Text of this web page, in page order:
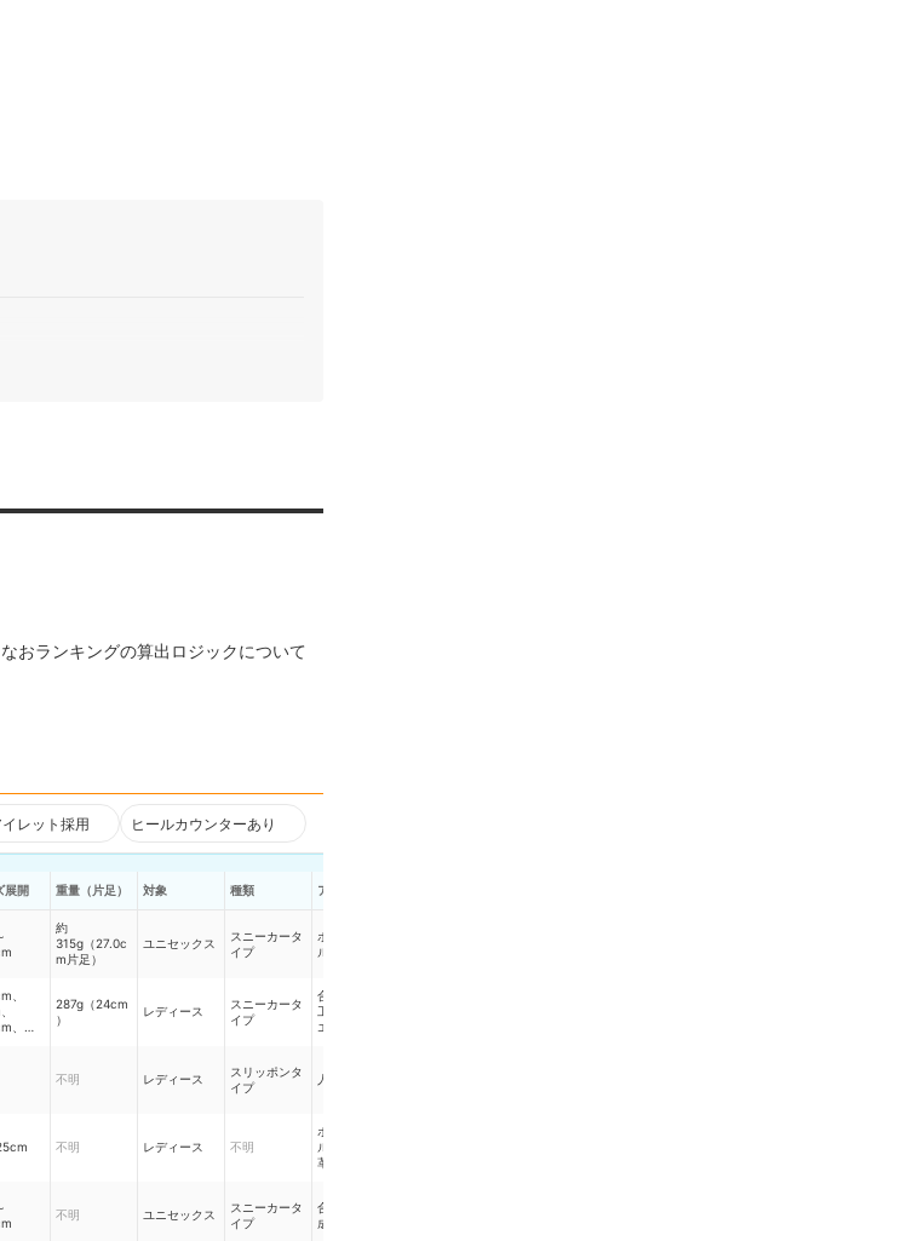
おランキングの算出ロジックについて
レット採用 ヒールカウンターあり
展開 重量（片足） 対象 種類 アッパー素材
約
315g（27.0c
m片足）
ユニセックス
スニーカータ
イプ
ポリエステ
ル、合成樹脂
、
、
287g（24cm
）
レディース
スニーカータ
イプ
合成繊維、人
工皮革、ポリ
エステル
不明 レディース
スリッポンタ
イプ
人工皮革
不明 レディース 不明
ポリエステ
ル、人工皮
革、合成樹脂
不明 ユニセックス
スニーカータ
イプ
合成樹脂、合
成繊維